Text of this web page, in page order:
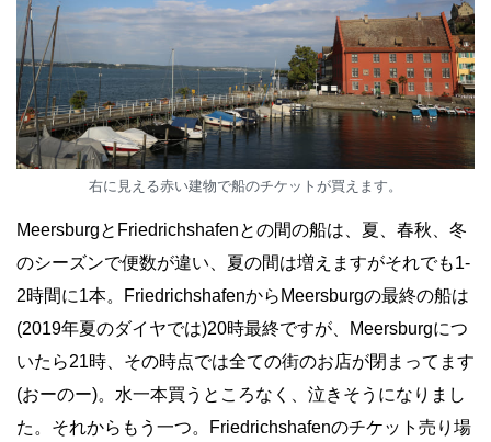
右に見える赤い建物で船のチケットが買えます。
MeersburgとFriedrichshafenとの間の船は、夏、春秋、冬
のシーズンで便数が違い、夏の間は増えますがそれでも1-
2時間に1本。FriedrichshafenからMeersburgの最終の船は
(2019年夏のダイヤでは)20時最終ですが、Meersburgにつ
いたら21時、その時点では全ての街のお店が閉まってます
(おーのー)。水一本買うところなく、泣きそうになりまし
た。それからもう一つ。Friedrichshafenのチケット売り場